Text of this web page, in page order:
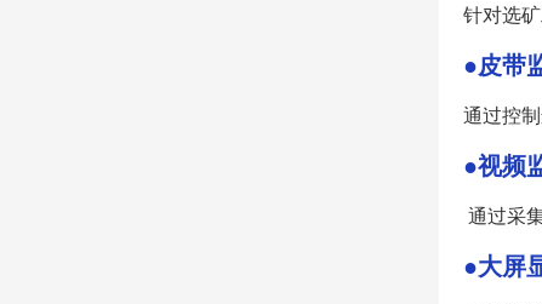
针对选
●皮带
通过控
●视频
通过采
●大屏